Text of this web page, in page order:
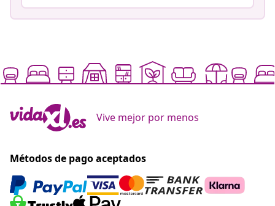
Vive mejor por menos
Métodos de pago aceptados